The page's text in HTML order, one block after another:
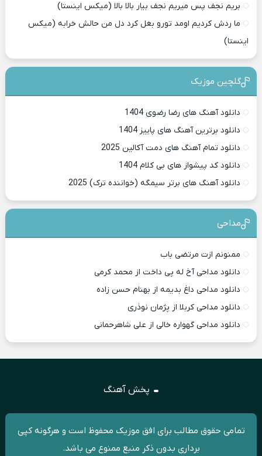
بریم نجف پس میریم نجف بیار بالا بالا (میکس اینستا)
ما ردش کردیم اومد تورو بغل کرد دل من حالش خرابه (میکس
اینستا)
گلچین موزیک
دانلود آهنگ های رضا رضوی 1404
دانلود برترین آهنگ های پاییز 1404
دانلود تمام آهنگ های دمت آکالین 2025
دانلود کد پیشواز های بی کلام 1404
دانلود آهنگ های برتر سیمگه (خواننده ترک) 2025
مداحی
ممنونم ازت مرتضی باب
دانلود مداحی آخ له پی داخت از محمد کرمی
دانلود مداحی داغ بدیمه از بهنام حسن زاده
دانلود مداحی کربلا از پژمان نوذری
دانلود مداحی گهواره خالی از علی شاهرحمانی
پخش آهنگ
تمامی حقوق مطالب برای افق موزیک محفوظ است و هرگونه کپی
برداری بدون ذکر منبع ممنوع می باشد.